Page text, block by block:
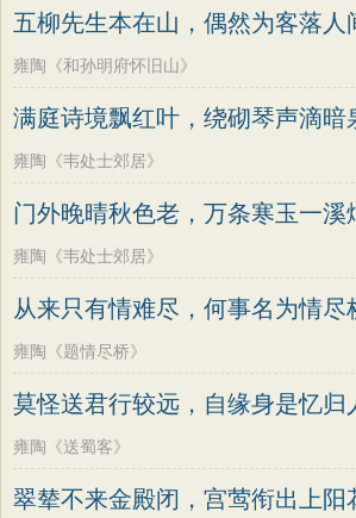
格言联璧
围炉夜话
吕氏春秋
马致远
皮日休 左丘明
权德舆
黄庭坚
卓文君
文天祥 刘辰翁
纳兰性德
五柳先生本在山，偶然为客落人
雍陶《和孙明府怀旧山》
满庭诗境飘红叶，绕砌琴声滴暗
雍陶《韦处士郊居》
门外晚晴秋色老，万条寒玉一溪
雍陶《韦处士郊居》
从来只有情难尽，何事名为情尽
雍陶《题情尽桥》
莫怪送君行较远，自缘身是忆归
雍陶《送蜀客》
翠辇不来金殿闭，宫莺衔出上阳